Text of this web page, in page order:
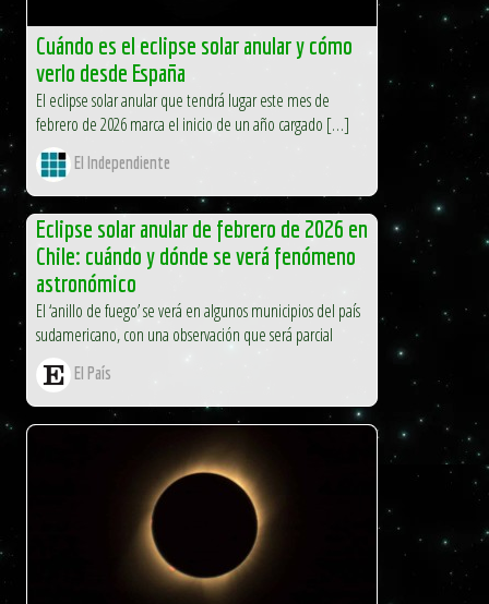
Cuándo es el eclipse solar anular y cómo
verlo desde España
El eclipse solar anular que tendrá lugar este mes de
febrero de 2026 marca el inicio de un año cargado […]
El Independiente
Eclipse solar anular de febrero de 2026 en
Chile: cuándo y dónde se verá fenómeno
astronómico
El ‘anillo de fuego’ se verá en algunos municipios del país
sudamericano, con una observación que será parcial
El País